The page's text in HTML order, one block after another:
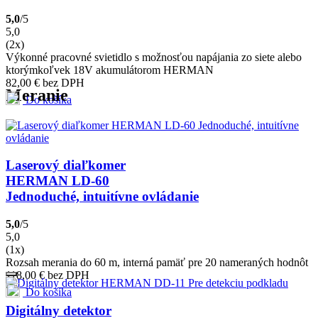
5,0/5
5,0
(2x)
Výkonné pracovné svietidlo s možnosťou napájania zo siete alebo
ktorýmkoľvek 18V akumulátorom HERMAN
82,00 € bez DPH
Do košíka
Meranie
Laserový diaľkomer
HERMAN LD-60
Jednoduché, intuitívne ovládanie
5,0/5
5,0
(1x)
Rozsah merania do 60 m, interná pamäť pre 20 nameraných hodnôt
118,00 € bez DPH
Do košíka
Digitálny detektor